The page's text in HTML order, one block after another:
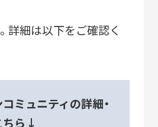
詳細は以下をご確認く
ミュニティの詳細・
ちら↓